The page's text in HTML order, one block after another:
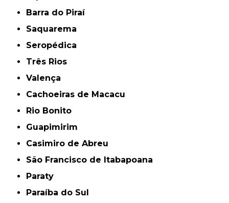
Barra do Piraí
Saquarema
Seropédica
Três Rios
Valença
Cachoeiras de Macacu
Rio Bonito
Guapimirim
Casimiro de Abreu
São Francisco de Itabapoana
Paraty
Paraíba do Sul